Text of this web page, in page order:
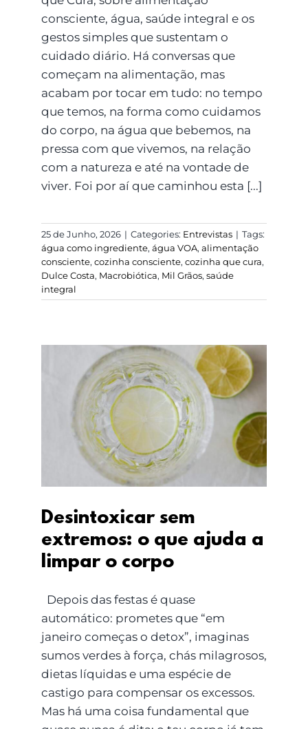
consciente, água, saúde integral e os
gestos simples que sustentam o
cuidado diário. Há conversas que
começam na alimentação, mas
acabam por tocar em tudo: no tempo
que temos, na forma como cuidamos
do corpo, na água que bebemos, na
pressa com que vivemos, na relação
com a natureza e até na vontade de
viver. Foi por aí que caminhou esta [...]
25 de Junho, 2026 | Categories: Entrevistas | Tags:
água como ingrediente, água VOA, alimentação
consciente, cozinha consciente, cozinha que cura,
Dulce Costa, Macrobiótica, Mil Grãos, saúde
integral
Desintoxicar sem
extremos: o que ajuda
a limpar o corpo
Desintoxicar sem
extremos: o que ajuda a
limpar o corpo
Depois das festas é quase
automático: prometes que “em
janeiro começas o detox”, imaginas
sumos verdes à força, chás milagrosos,
dietas líquidas e uma espécie de
castigo para compensar os excessos.
Mas há uma coisa fundamental que